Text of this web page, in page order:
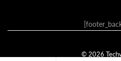
© 2026